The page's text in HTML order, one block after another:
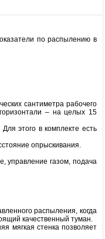
по распылению в
сантиметра рабочего
– на целых 15
этого в комплекте есть
опрыскивания.
управление газом, подача
распыления, когда
качественный туман.
мягкая стенка позволяет